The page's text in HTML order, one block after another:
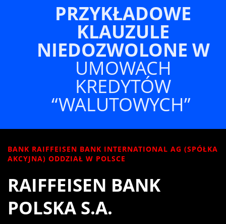
PRZYKŁADOWE
KLAUZULE
NIEDOZWOLONE W
UMOWACH
KREDYTÓW
“WALUTOWYCH”
BANK RAIFFEISEN BANK INTERNATIONAL AG (SPÓŁKA
AKCYJNA) ODDZIAŁ W POLSCE
RAIFFEISEN BANK
POLSKA S.A.